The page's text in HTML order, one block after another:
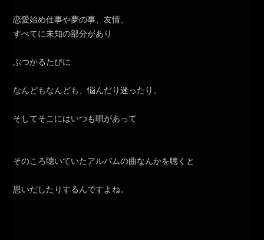
恋愛始め仕事や夢の事、友情、
すべてに未知の部分があり
ぶつかるたびに
なんどもなんども、悩んだり迷ったり。
そしてそこにはいつも唄があって
そのころ聴いていたアルバムの曲なんかを聴くと
思いだしたりするんですよね。